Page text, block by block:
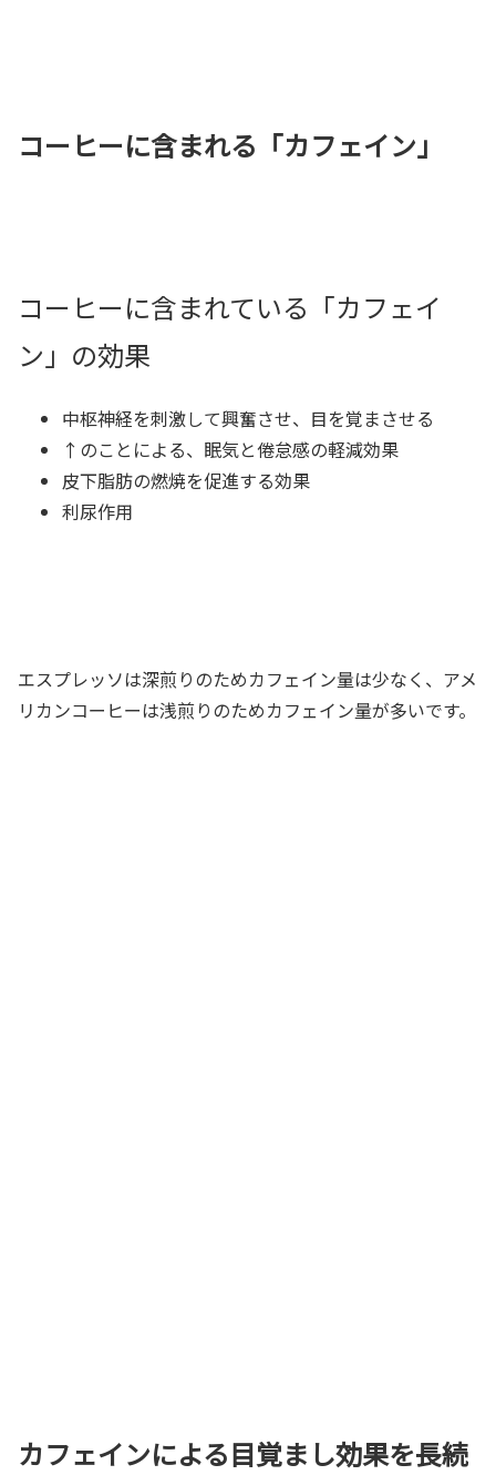
コーヒーに含まれる「カフェイン」
コーヒーに含まれている「カフェイ
ン」の効果
中枢神経を刺激して興奮させ、目を覚まさせる
↑のことによる、眠気と倦怠感の軽減効果
皮下脂肪の燃焼を促進する効果
利尿作用
エスプレッソは深煎りのためカフェイン量は少なく、アメ
リカンコーヒーは浅煎りのためカフェイン量が多いです。
カフェインによる目覚まし効果を長続